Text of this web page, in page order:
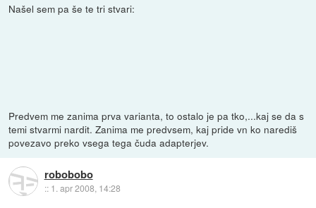
Našel sem pa še te tri stvari:
Predvem me zanima prva varianta, to ostalo je pa tko,...kaj se da s
temi stvarmi nardit. Zanima me predvsem, kaj pride vn ko narediš
povezavo preko vsega tega čuda adapterjev.
robobobo
:: 1. apr 2008, 14:28